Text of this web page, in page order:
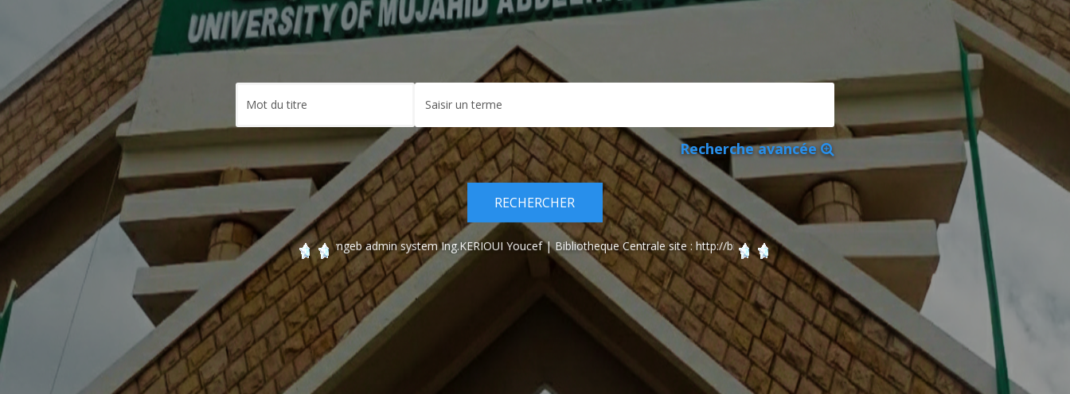
Saisir
un
Recherche avancée
Syngeb admin system Ing.KERIOUI Youcef | Bibliotheque Centrale site : http://bib.centre-univ-mila.dz | 2024/2025 | E-mail: bibliotheque@centre-univ-